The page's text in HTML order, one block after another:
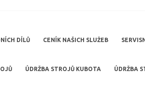
DÍLŮ CENÍK NAŠICH SLUŽEB
ÚDRŽBA STROJŮ KUBOTA ÚDRŽBA